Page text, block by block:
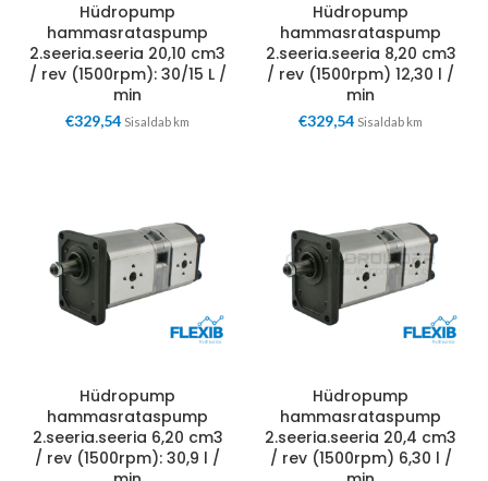
Hüdropump
hammasrataspump
2.seeria.seeria 20,10 cm3
/ rev (1500rpm): 30/15 L /
min
€329,54 Sisaldab km
Hüdropump
hammasrataspump
2.seeria.seeria 8,20 cm3
/ rev (1500rpm) 12,30 l /
min
€329,54 Sisaldab km
Hüdropump
hammasrataspump
2.seeria.seeria 6,20 cm3
/ rev (1500rpm): 30,9 l /
Hüdropump
hammasrataspump
2.seeria.seeria 20,4 cm3
/ rev (1500rpm) 6,30 l /